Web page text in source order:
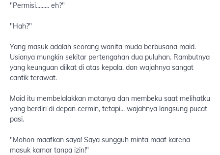
"Permisi......... eh?"
"Hah?"
Yang masuk adalah seorang wanita muda berbusana maid.
Usianya mungkin sekitar pertengahan dua puluhan. Rambutnya
yang keunguan diikat di atas kepala, dan wajahnya sangat
cantik terawat.
Maid itu membelalakkan matanya dan membeku saat melihatku
yang berdiri di depan cermin, tetapi... wajahnya langsung pucat
pasi.
"Mohon maafkan saya! Saya sungguh minta maaf karena
masuk kamar tanpa izin!"